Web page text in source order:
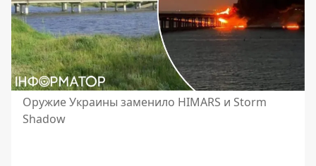
Оружие Украины заменило HIMARS и Storm
Shadow